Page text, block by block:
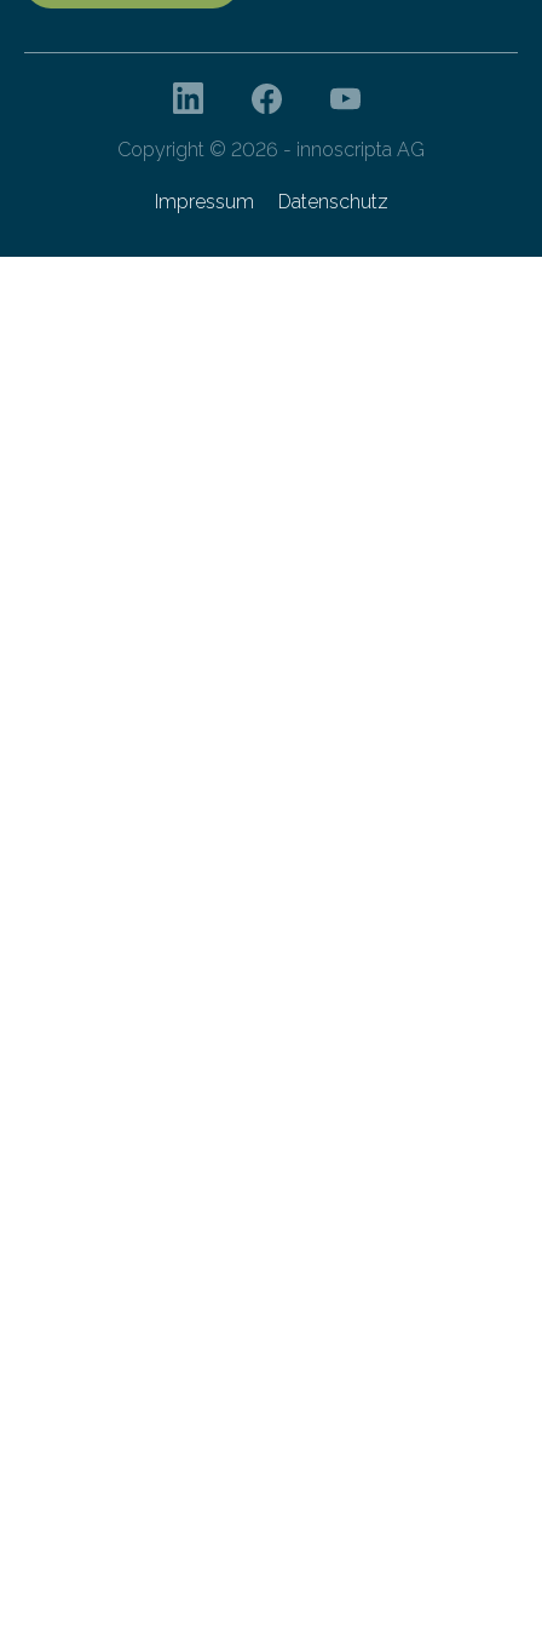
Copyright © 2026 - innoscripta AG
Impressum Datenschutz